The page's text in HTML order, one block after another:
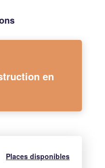
en
Places disponibles